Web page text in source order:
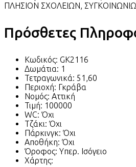
ΠΛΗΣΙΟΝ ΣΧΟΛΕΙΩΝ,
Πρόσθετες
Κωδικός: GK2116
Δωμάτια: 1
Τετραγωνικά: 51,60
Περιοχή: Γκράβα
Νομός: Αττική
Τιμή: 100000
WC: Όχι
Τζάκι: Όχι
Πάρκινγκ: Όχι
Αποθήκη: Όχι
Όροφος: Υπερ. Ισόγειο
Χάρτης: